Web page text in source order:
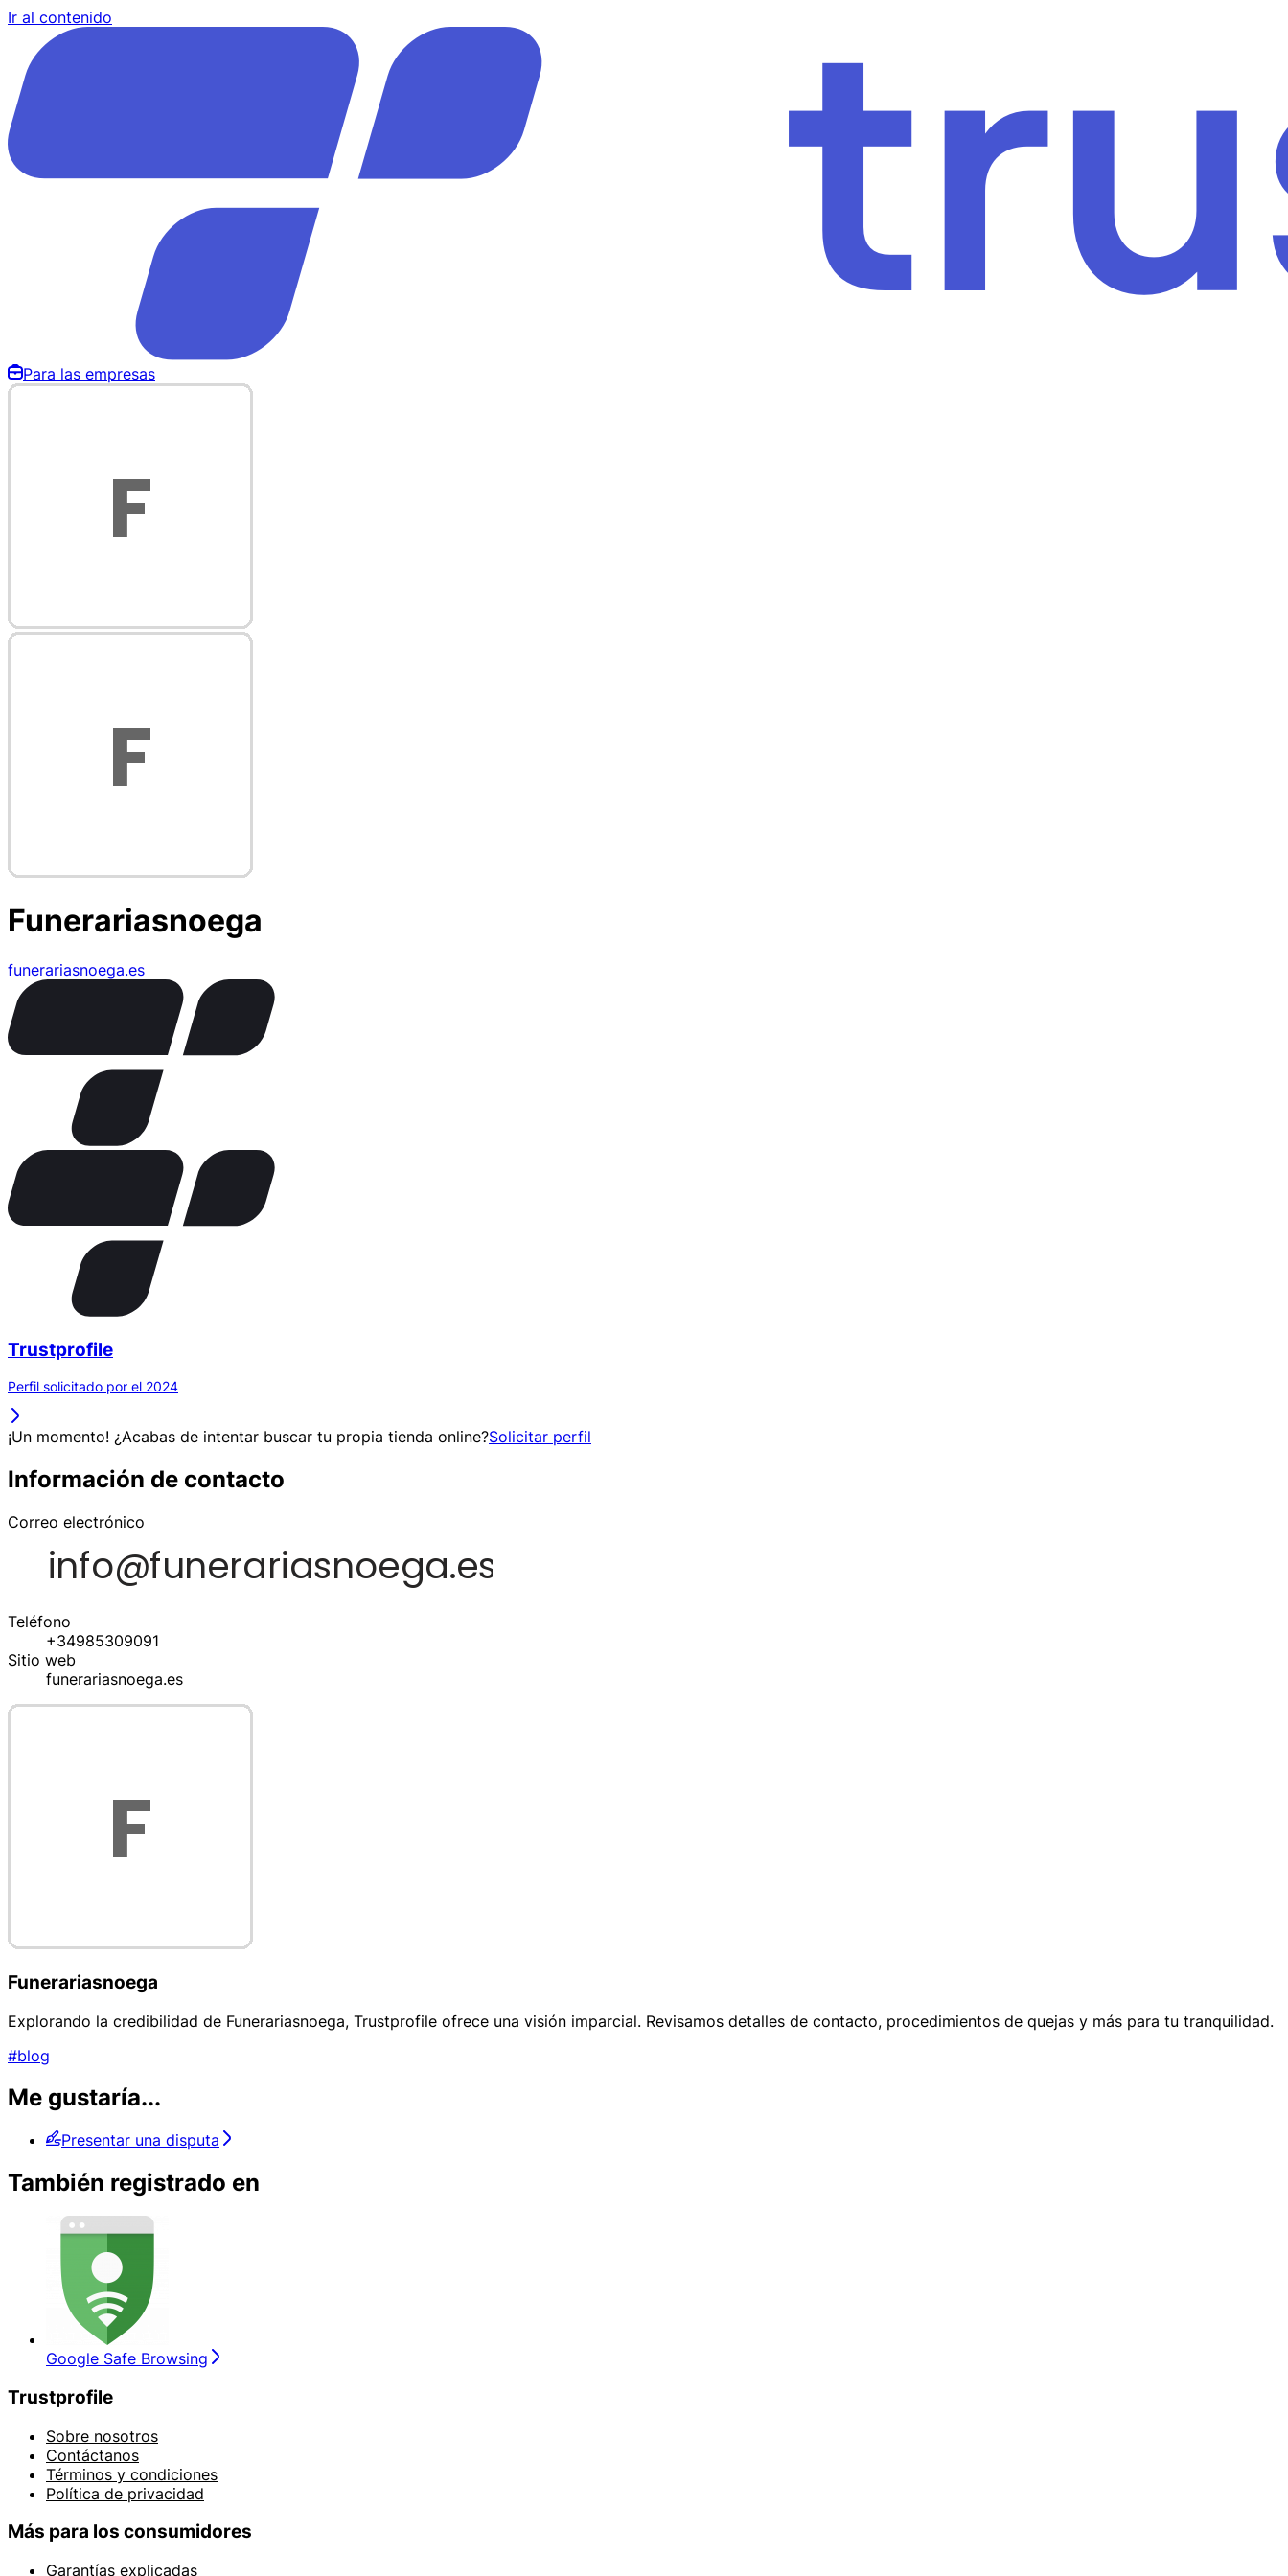
Ir al contenido
Para las empresas
Funerariasnoega
funerariasnoega.es
Trustprofile
Perfil solicitado por el 2024
¡Un momento! ¿Acabas de intentar buscar tu propia tienda online?Solicitar perfil
Información de contacto
Correo electrónico
Teléfono
+34985309091
Sitio web
funerariasnoega.es
Funerariasnoega
Explorando la credibilidad de Funerariasnoega, Trustprofile ofrece una visión imparcial. Revisamos detalles de contacto, procedimientos de quejas y más para tu tranquilidad.
#blog
Me gustaría...
Presentar una disputa
También registrado en
Google Safe Browsing
Trustprofile
Sobre nosotros
Contáctanos
Términos y condiciones
Política de privacidad
Más para los consumidores
Garantías explicadas